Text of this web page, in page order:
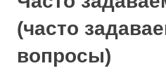
(часто
вопросы)